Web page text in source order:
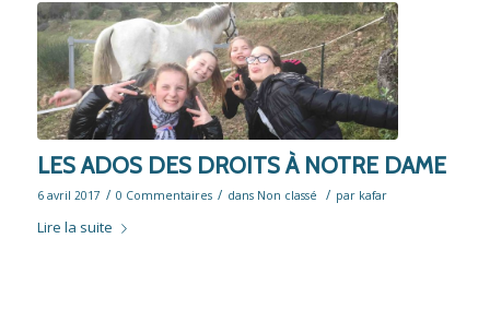
LES ADOS DES DROITS À NOTRE DAME
6 avril 2017 / 0 Commentaires / dans Non classé / par kafar
Lire la suite